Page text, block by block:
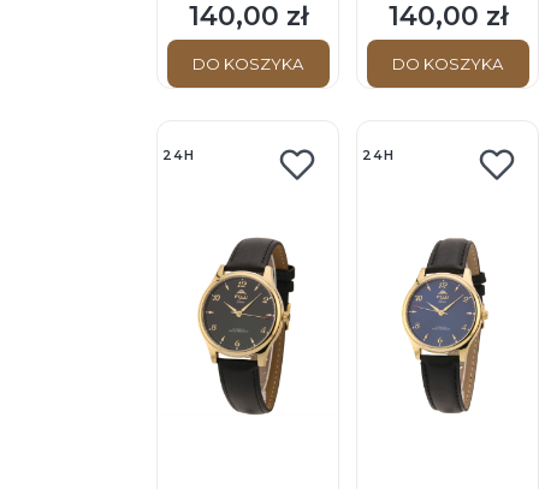
- Damski - Zegarek
kwarcowy na
pasku
Cena
140,00 zł
DO KOSZYKA
Damski - Zegarek
kwarcowy na
pasku
Cena
140,00 zł
DO KOSZYKA
24H 24H